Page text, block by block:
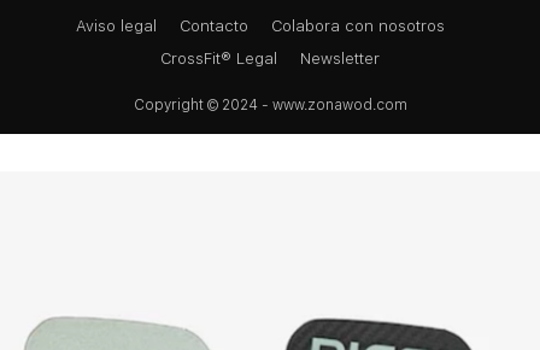
Aviso legal Contacto
Colabora con nosotros
CrossFit® Legal
Newsletter
Copyright © 2024 - www.zonawod.com